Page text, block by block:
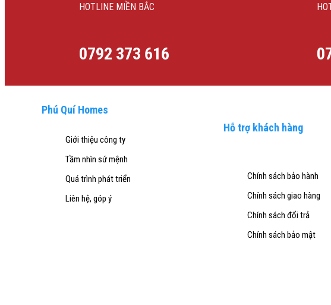
HOTLINE MIỀN BẮC
0792 373 616
Phú Quí Homes
Giới thiệu công ty
Tầm nhìn sứ mệnh
Quá trình phát triển
Liên hệ, góp ý
Hỗ trợ khách hàng
Chính sách bảo hành
Chính sách giao hàng
Chính sách đổi trả
Chính sách bảo mật